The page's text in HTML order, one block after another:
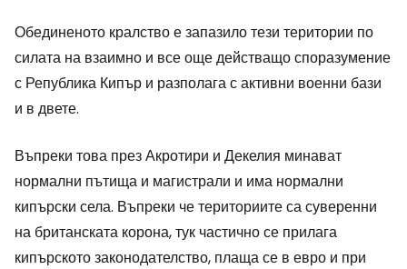
Обединеното кралство е запазило тези територии по
силата на взаимно и все още действащо споразумение
с Република Кипър и разполага с активни военни бази
и в двете.
Въпреки това през Акротири и Декелия минават
нормални пътища и магистрали и има нормални
кипърски села. Въпреки че териториите са суверенни
на британската корона, тук частично се прилага
кипърското законодателство, плаща се в евро и при